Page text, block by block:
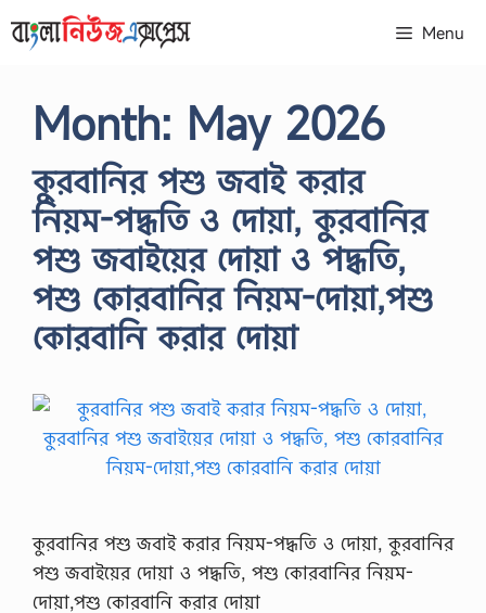
to
Menu
Month: May 2026
কুরবানির পশু জবাই করার
নিয়ম-পদ্ধতি ও দোয়া, কুরবানির
পশু জবাইয়ের দোয়া ও পদ্ধতি,
পশু কোরবানির নিয়ম-দোয়া,পশু
কোরবানি করার দোয়া
কুরবানির পশু জবাই করার নিয়ম-পদ্ধতি ও দোয়া, কুরবানির
পশু জবাইয়ের দোয়া ও পদ্ধতি, পশু কোরবানির নিয়ম-
দোয়া,পশু কোরবানি করার দোয়া